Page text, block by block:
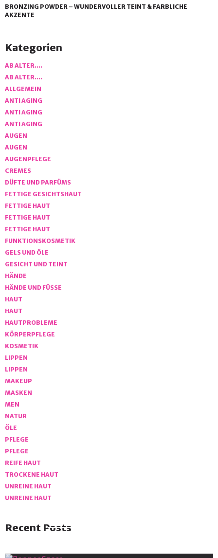
BRONZING POWDER – WUNDERVOLLER TEINT & FARBLICHE
AKZENTE
Kategorien
AB ALTER….
AB ALTER….
ALLGEMEIN
ANTI AGING
ANTI AGING
ANTI AGING
AUGEN
AUGEN
AUGENPFLEGE
CREMES
DÜFTE UND PARFÜMS
FETTIGE GESICHTSHAUT
FETTIGE HAUT
FETTIGE HAUT
FETTIGE HAUT
FUNKTIONSKOSMETIK
GELS UND ÖLE
GESICHT UND TEINT
HÄNDE
HÄNDE UND FÜSSE
HAUT
HAUT
HAUTPROBLEME
KÖRPERPFLEGE
KOSMETIK
LIPPEN
LIPPEN
MAKEUP
MASKEN
MEN
NATUR
ÖLE
PFLEGE
PFLEGE
REIFE HAUT
TROCKENE HAUT
UNREINE HAUT
UNREINE HAUT
Recent Posts